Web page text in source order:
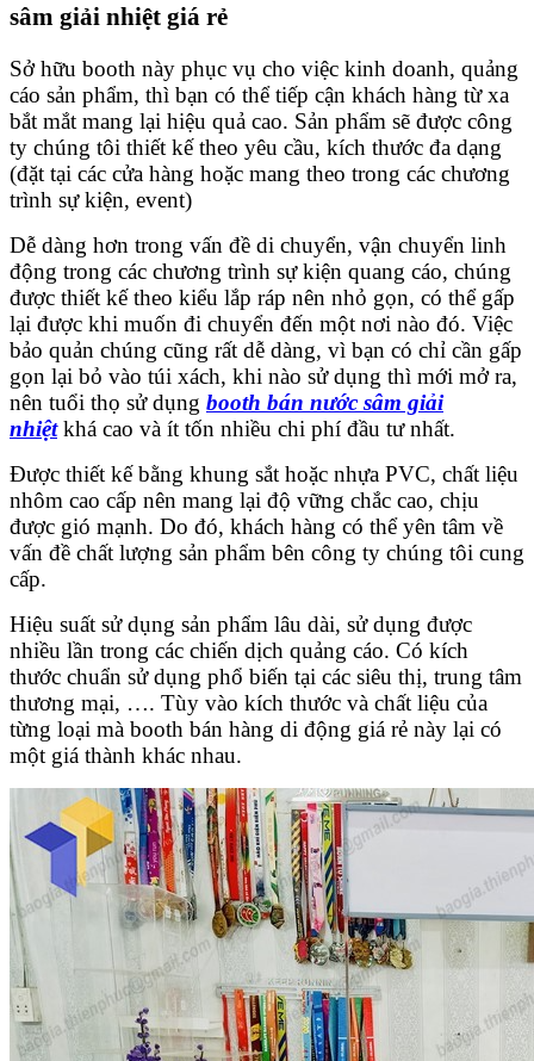
sâm giải nhiệt giá rẻ
Sở hữu booth này phục vụ cho việc kinh doanh, quảng
cáo sản phẩm, thì bạn có thể tiếp cận khách hàng từ xa
bắt mắt mang lại hiệu quả cao. Sản phẩm sẽ được công
ty chúng tôi thiết kế theo yêu cầu, kích thước đa dạng
(đặt tại các cửa hàng hoặc mang theo trong các chương
trình sự kiện, event)
Dễ dàng hơn trong vấn đề di chuyển, vận chuyển linh
động trong các chương trình sự kiện quang cáo, chúng
được thiết kế theo kiểu lắp ráp nên nhỏ gọn, có thể gấp
lại được khi muốn đi chuyển đến một nơi nào đó. Việc
bảo quản chúng cũng rất dễ dàng, vì bạn có chỉ cần gấp
gọn lại bỏ vào túi xách, khi nào sử dụng thì mới mở ra,
nên tuổi thọ sử dụng booth bán nước sâm giải
nhiệtkhá cao và ít tốn nhiều chi phí đầu tư nhất.
Được thiết kế bằng khung sắt hoặc nhựa PVC, chất liệu
nhôm cao cấp nên mang lại độ vững chắc cao, chịu
được gió mạnh. Do đó, khách hàng có thể yên tâm về
vấn đề chất lượng sản phẩm bên công ty chúng tôi cung
cấp.
Hiệu suất sử dụng sản phẩm lâu dài, sử dụng được
nhiều lần trong các chiến dịch quảng cáo. Có kích
thước chuẩn sử dụng phổ biến tại các siêu thị, trung tâm
thương mại, …. Tùy vào kích thước và chất liệu của
từng loại mà booth bán hàng di động giá rẻ này lại có
một giá thành khác nhau.